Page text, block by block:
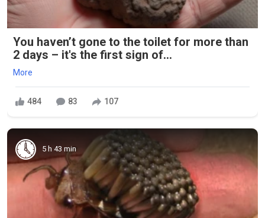
You haven’t gone to the toilet for more than
2 days – it's the first sign of...
More
484 83 107
5 h 43 min